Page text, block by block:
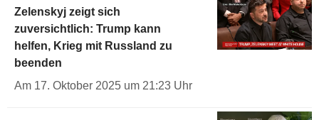
Zelenskyj zeigt sich
zuversichtlich: Trump kann
helfen, Krieg mit Russland zu
beenden
Am 17. Oktober 2025 um 21:23 Uhr